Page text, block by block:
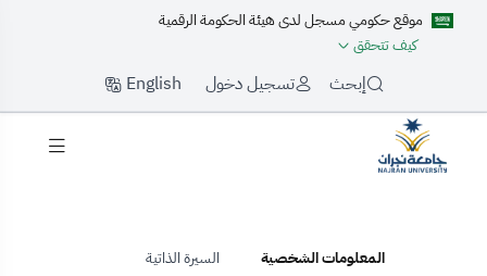
موقع حكومي مسجل لدى هيئة الحكومة الرقمية
كيف تتحقق
إبحث تسجيل دخول English
المعلومات الشخصية السيرة الذاتية